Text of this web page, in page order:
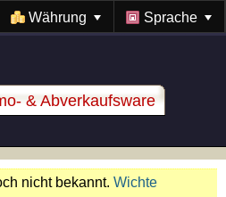
Währung Sprache
& Abverkaufsware
nicht bekannt. Wichte